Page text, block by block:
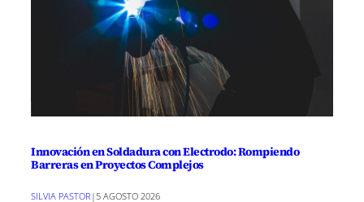
Innovación en Soldadura con Electrodo: Rompiendo
Barreras en Proyectos Complejos
SILVIA PASTOR | 5 AGOSTO 2026